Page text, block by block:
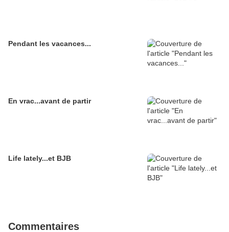
Pendant les vacances...
En vrac...avant de partir
Life lately...et BJB
Commentaires